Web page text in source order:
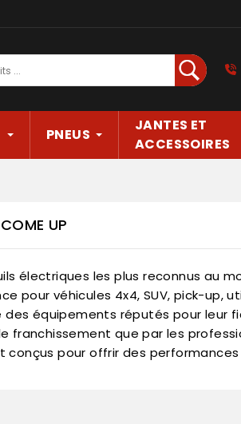
PNEUS
JANTES ET
ACCESSOIRES
UP
électriques les plus reconnus au
pour véhicules 4x4, SUV, pick-up,
équipements réputés pour leur
franchissement que par les
conçus pour offrir des